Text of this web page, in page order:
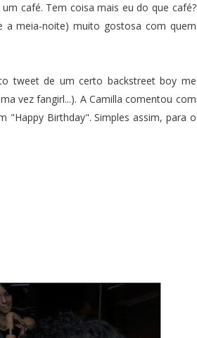
café. Tem coisa mais eu do que café?
a meia-noite) muito gostosa com quem
tweet de um certo backstreet boy me
vez fangirl...). A Camilla comentou com
"Happy Birthday". Simples assim, para o